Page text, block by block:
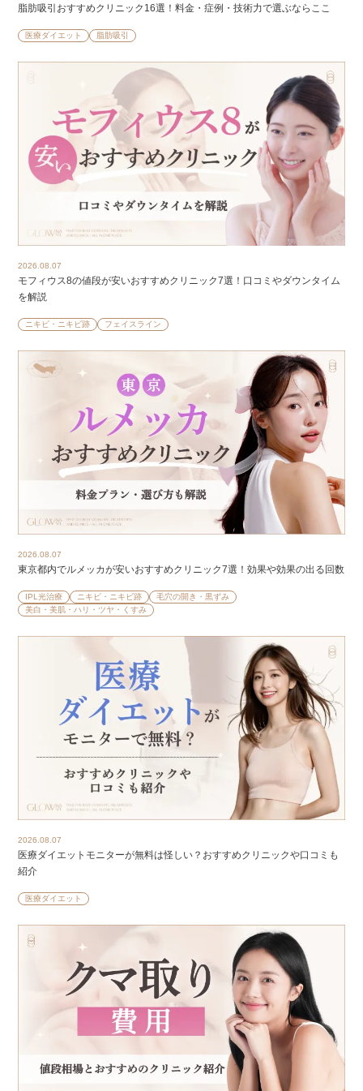
脂肪吸引おすすめクリニック16選！料金・症例・技術力で選ぶならここ
医療ダイエット 脂肪吸引
2026.08.07
モフィウス8の値段が安いおすすめクリニック7選！口コミやダウンタイム
を解説
ニキビ・ニキビ跡 フェイスライン
2026.08.07
東京都内でルメッカが安いおすすめクリニック7選！効果や効果の出る回数
IPL光治療 ニキビ・ニキビ跡
毛穴の開き・黒ずみ
美白・美肌・ハリ・ツヤ・くすみ
2026.08.07
医療ダイエットモニターが無料は怪しい？おすすめクリニックや口コミも
紹介
医療ダイエット